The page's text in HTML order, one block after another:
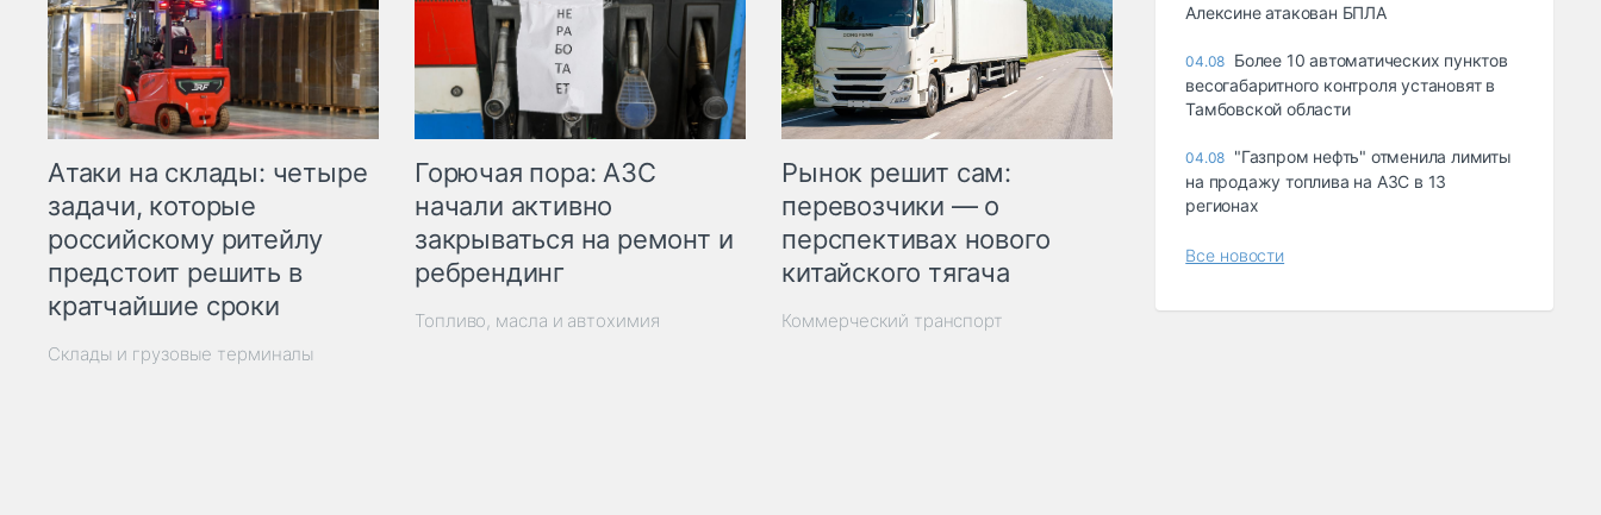
Атаки на склады: четыре
задачи, которые
российскому ритейлу
предстоит решить в
кратчайшие сроки
Склады и грузовые терминалы
Горючая пора: АЗС
начали активно
закрываться на ремонт и
ребрендинг
Топливо, масла и автохимия
Рынок решит сам:
перевозчики — о
перспективах нового
китайского тягача
Коммерческий транспорт
Алексине атакован БПЛА
04.08 Более 10 автоматических пунктов
весогабаритного контроля установят в
Тамбовской области
04.08 "Газпром нефть" отменила лимиты
на продажу топлива на АЗС в 13
регионах
Все новости